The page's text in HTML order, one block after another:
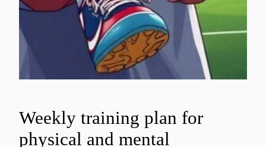
Weekly training plan for
physical and mental